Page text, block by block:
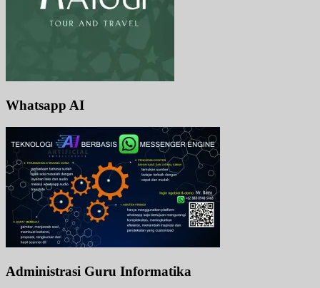
Whatsapp AI
Administrasi Guru Informatika